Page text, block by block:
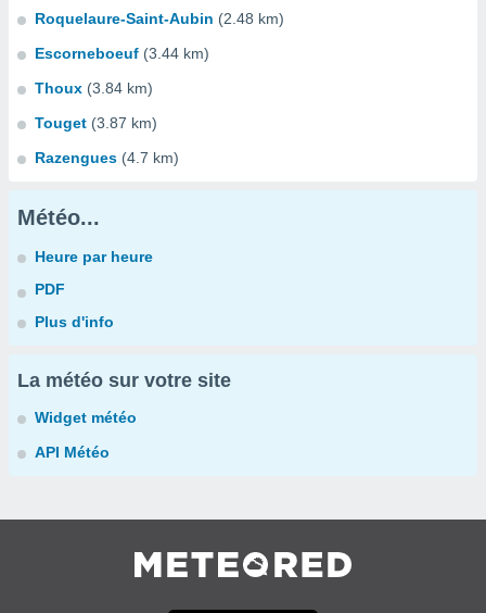
Roquelaure-Saint-Aubin (2.48 km)
Escorneboeuf (3.44 km)
Thoux (3.84 km)
Touget (3.87 km)
Razengues (4.7 km)
Météo...
Heure par heure
PDF
Plus d'info
La météo sur votre site
Widget météo
API Météo